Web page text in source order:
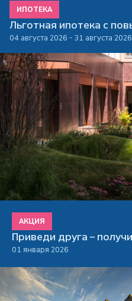
ИПОТЕКА
Льготная ипотека с
04 августа 2026 - 31 августа 2026
АКЦИЯ
Приведи друга –
01 января 2026